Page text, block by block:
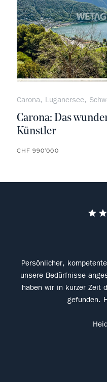
Carona, Luganersee,
Carona: Das
Künstler
CHF 990’000
Persönlicher,
unsere Bedürfnisse
haben wir in kurzer Zeit
gefunden.